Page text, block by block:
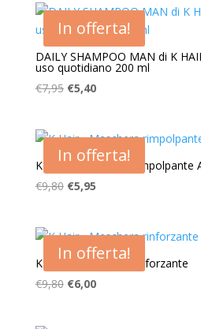
In offerta!
DAILY SHAMPOO MAN di K
uso quotidiano 200 ml
€7,95 Il
era:
€7,95.
€5,40Il
è:
€5,40.
In offerta!
K Hair – Maschera rimpolpante
€9,80 Il
era:
€9,80.
€5,95Il
è:
€5,95.
In offerta!
K Hair – Maschera rinforzante
€9,80 Il
€6,00Il